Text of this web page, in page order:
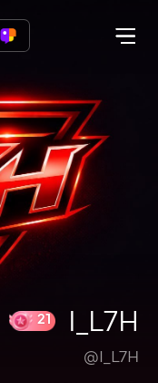
I_L7H
@I_L7H